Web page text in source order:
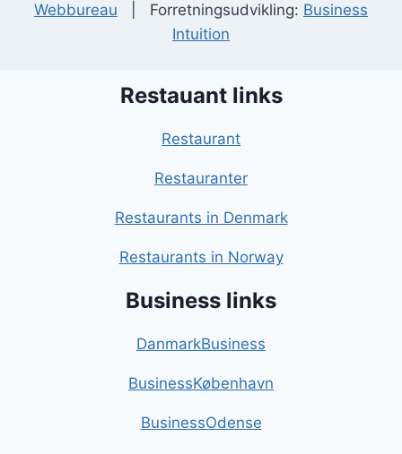
Webbureau | Forretningsudvikling: Business
Intuition
Restauant links
Restaurant
Restauranter
Restaurants in Denmark
Restaurants in Norway
Business links
DanmarkBusiness
BusinessKøbenhavn
BusinessOdense